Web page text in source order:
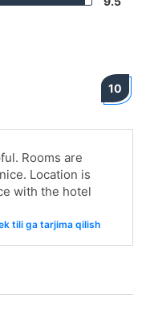
10
Rooms are
Location is
with the hotel
tili ga tarjima qilish